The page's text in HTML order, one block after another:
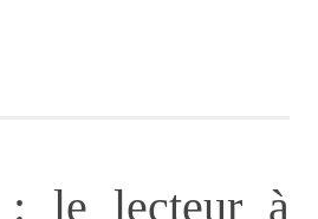
: le lecteur à